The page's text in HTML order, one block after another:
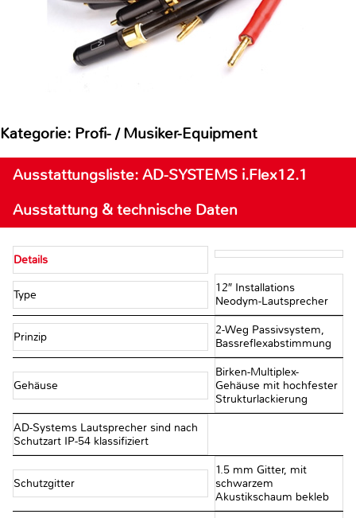
Kategorie: Profi- / Musiker-Equipment
Ausstattungsliste: AD-SYSTEMS i.Flex12.1
Ausstattung & technische Daten
Details
Type
12″ Installations
Neodym-Lautsprecher
Prinzip
2-Weg Passivsystem,
Bassreflexabstimmung
Gehäuse
Birken-Multiplex-
Gehäuse mit hochfester
Strukturlackierung
AD-Systems Lautsprecher sind nach
Schutzart IP-54 klassifiziert
Schutzgitter
1.5 mm Gitter, mit
schwarzem
Akustikschaum bekleb